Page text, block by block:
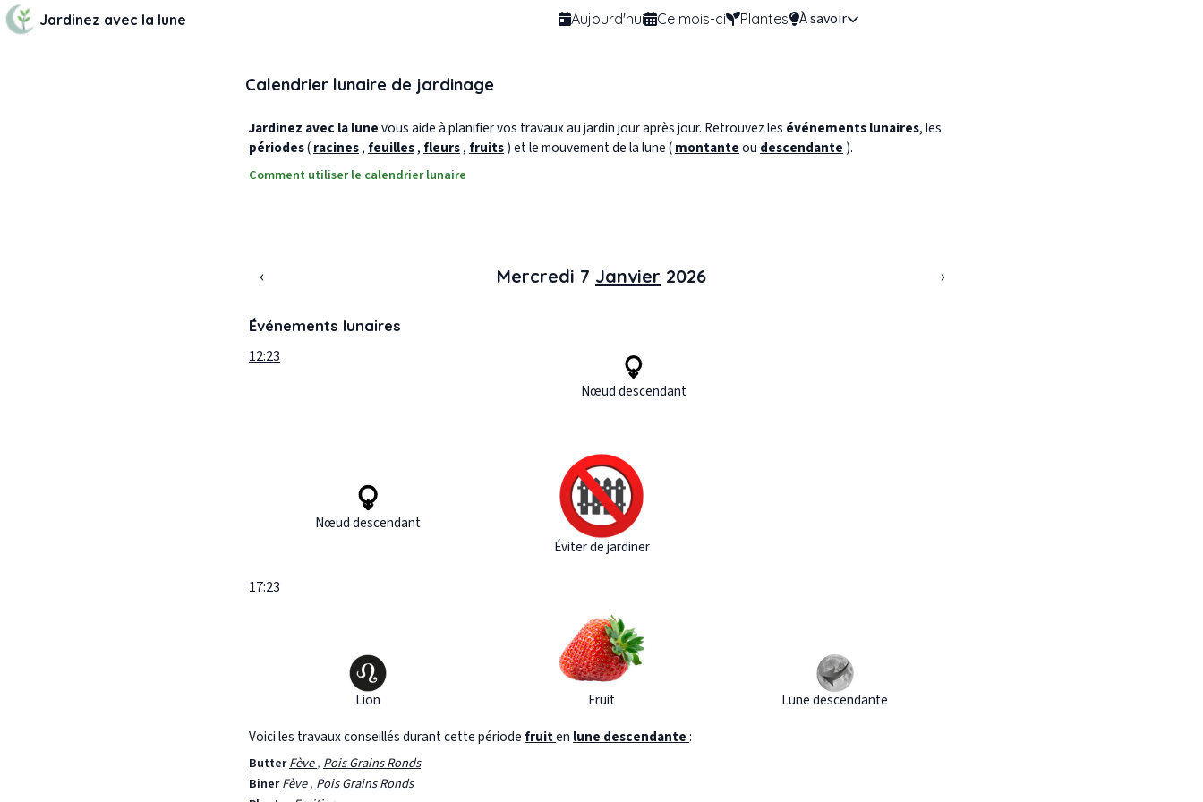
Jardinez avec la lune Aujourd'hui Ce mois-ci Plantes À savoir
Calendrier lunaire de jardinage
Jardinez avec la lunevous aide à planifier vos travaux au jardin jour après jour. Retrouvez les événements lunaires, les
périodes(racines, feuilles, fleurs, fruits) et le mouvement de la lune (montanteou descendante ).
Comment utiliser le calendrier lunaire
‹ Mercredi 7 Janvier 2026 ›
Événements lunaires
12:23
Nœud descendant
Nœud descendant
Éviter de jardiner
17:23
Lion Fruit
Lune descendante
Voici les travaux conseillés durant cette période fruiten lune descendante:
ButterFève, Pois Grains Ronds
BinerFève, Pois Grains Ronds